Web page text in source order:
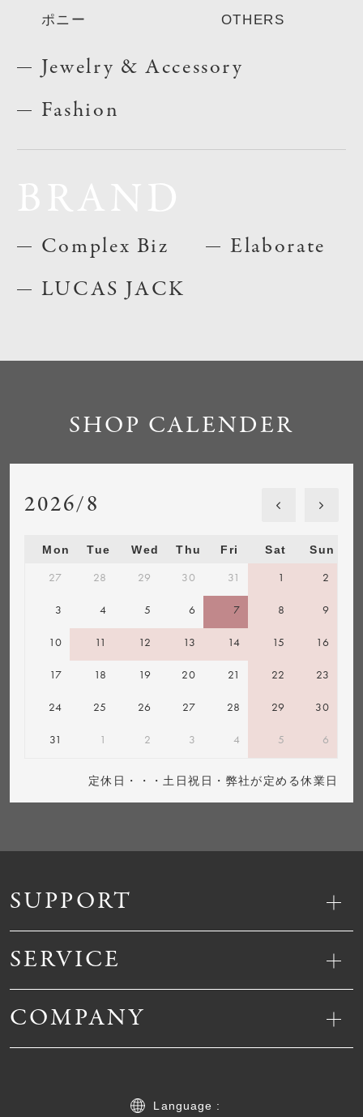
ポニー OTHERS
Jewelry & Accessory
Fashion
Complex Biz
LUCAS JACK
Elaborate
SUPPORT
SERVICE
COMPANY
Language :
SHOP CALENDER
2026/8
Mon Tue Wed Thu Fri Sat Sun
27 28 29 30 31 1 2
3 4 5 6 7 8 9
10 11 12 13 14 15 16
17 18 19 20 21 22 23
24 25 26 27 28 29 30
31 1 2 3 4 5 6
定休日・・・土日祝日・弊社が定める休業日